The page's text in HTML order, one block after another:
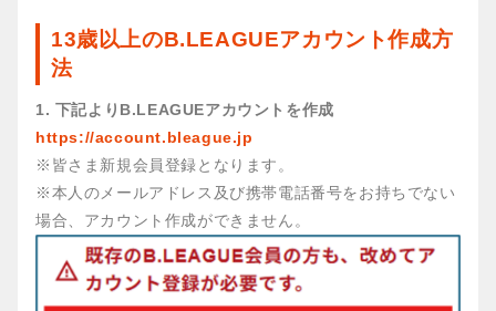
13歳以上のB.LEAGUEアカウント作成方
法
1. 下記よりB.LEAGUEアカウントを作成
https://account.bleague.jp
※皆さま新規会員登録となります。
※本人のメールアドレス及び携帯電話番号をお持ちでない
場合、アカウント作成ができません。